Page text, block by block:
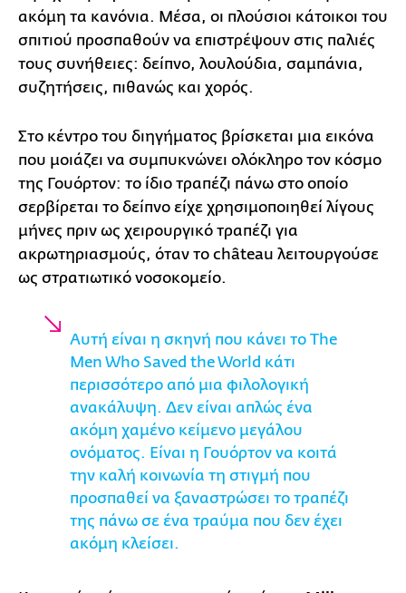
ακόμη τα κανόνια. Μέσα, οι πλούσιοι κάτοικοι του
σπιτιού προσπαθούν να επιστρέψουν στις παλιές
τους συνήθειες: δείπνο, λουλούδια, σαμπάνια,
συζητήσεις, πιθανώς και χορός.
Στο κέντρο του διηγήματος βρίσκεται μια εικόνα
που μοιάζει να συμπυκνώνει ολόκληρο τον κόσμο
της Γουόρτον: το ίδιο τραπέζι πάνω στο οποίο
σερβίρεται το δείπνο είχε χρησιμοποιηθεί λίγους
μήνες πριν ως χειρουργικό τραπέζι για
ακρωτηριασμούς, όταν το château λειτουργούσε
ως στρατιωτικό νοσοκομείο.
Αυτή είναι η σκηνή που κάνει το The
Men Who Saved the World κάτι
περισσότερο από μια φιλολογική
ανακάλυψη. Δεν είναι απλώς ένα
ακόμη χαμένο κείμενο μεγάλου
ονόματος. Είναι η Γουόρτον να κοιτά
την καλή κοινωνία τη στιγμή που
προσπαθεί να ξαναστρώσει το τραπέζι
της πάνω σε ένα τραύμα που δεν έχει
ακόμη κλείσει.